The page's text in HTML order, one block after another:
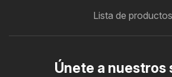
Lista de productos
Únete a nuestros